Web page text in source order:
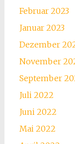
Februar 2023
Januar 2023
Dezember
November
September
Juli 2022
Juni 2022
Mai 2022